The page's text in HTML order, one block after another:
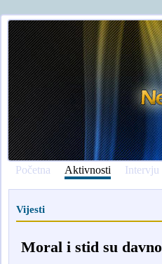
Početna Aktivnosti Intervju
Vijesti
Moral i stid su